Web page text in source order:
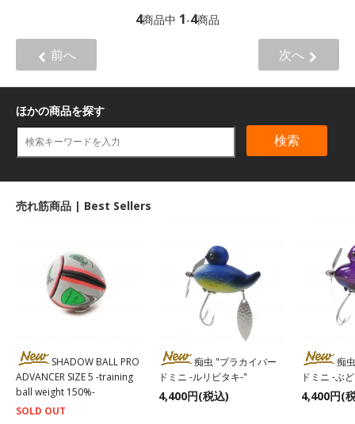
4商品中 1-4商品
前へ 次へ
ほかの商品を探す
検索
売れ筋商品 | Best Sellers
SHADOW BALL PRO
ADVANCER SIZE 5 -training
ball weight 150%-
SOLD OUT
痴虫 "プラカイバー
ドミニ -ルリビタキ-"
4,400円(税込)
痴
ドミニ -ぶ
4,400円(